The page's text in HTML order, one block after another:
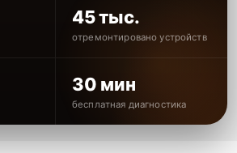
45 тыс.
отремонтировано устройств
30 мин
бесплатная диагностика